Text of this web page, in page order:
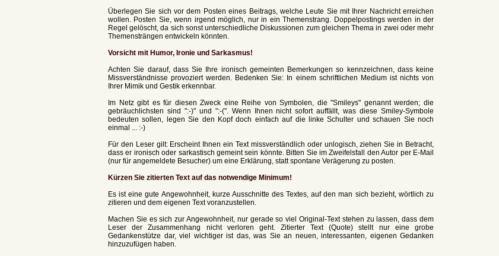
Überlegen Sie sich vor dem Posten eines Beitrags, welche Leute Sie mit Ihrer Nachricht erreichen
wollen. Posten Sie, wenn irgend möglich, nur in ein Themenstrang. Doppelpostings werden in der
Regel gelöscht, da sich sonst unterschiedliche Diskussionen zum gleichen Thema in zwei oder mehr
Themensträngen entwickeln könnten.
Vorsicht mit Humor, Ironie und Sarkasmus!
Achten Sie darauf, dass Sie Ihre ironisch gemeinten Bemerkungen so kennzeichnen, dass keine
Missverständnisse provoziert werden. Bedenken Sie: In einem schriftlichen Medium ist nichts von
Ihrer Mimik und Gestik erkennbar.
Im Netz gibt es für diesen Zweck eine Reihe von Symbolen, die "Smileys" genannt werden; die
gebräuchlichsten sind ":-)" und ":-(". Wenn Ihnen nicht sofort auffällt, was diese Smiley-Symbole
bedeuten sollen, legen Sie den Kopf doch einfach auf die linke Schulter und schauen Sie noch
einmal ... :-)
Für den Leser gilt: Erscheint Ihnen ein Text missverständlich oder unlogisch, ziehen Sie in Betracht,
dass er ironisch oder sarkastisch gemeint sein könnte. Bitten Sie im Zweifelsfall den Autor per E-Mail
(nur für angemeldete Besucher) um eine Erklärung, statt spontane Verägerung zu posten.
Kürzen Sie zitierten Text auf das notwendige Minimum!
Es ist eine gute Angewohnheit, kurze Ausschnitte des Textes, auf den man sich bezieht, wörtlich zu
zitieren und dem eigenen Text voranzustellen.
Machen Sie es sich zur Angewohnheit, nur gerade so viel Original-Text stehen zu lassen, dass dem
Leser der Zusammenhang nicht verloren geht. Zitierter Text (Quote) stellt nur eine grobe
Gedankenstütze dar, viel wichtiger ist das, was Sie an neuen, interessanten, eigenen Gedanken
hinzuzufügen haben.